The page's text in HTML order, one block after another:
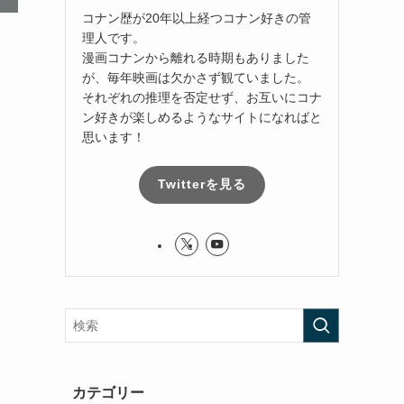
コナン歴が20年以上経つコナン好きの管
理人です。
漫画コナンから離れる時期もありました
が、毎年映画は欠かさず観ていました。
それぞれの推理を否定せず、お互いにコナ
ン好きが楽しめるようなサイトになればと
思います！
Twitterを見る
カテゴリー